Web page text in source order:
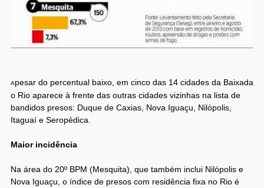
Apesar do percentual baixo, em cinco das 14 cidades da Baixada
o Rio aparece à frente das outras cidades vizinhas na lista de
bandidos presos: Duque de Caxias, Nova Iguaçu, Nilópolis,
Itaguaí e Seropédica.
Maior incidência
Na área do 20º BPM (Mesquita), que também inclui Nilópolis e
Nova Iguaçu, o índice de presos com residência fixa no Rio é